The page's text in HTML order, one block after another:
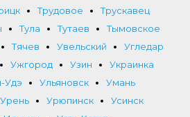
Трудовое
Трускавец
Тула Тутаев
Тымовское
Тячев Увельский
Угледар
Ужгород Узин
Украинка
Удэ Ульяновск
Умань
Урень Урюпинск
Усинск